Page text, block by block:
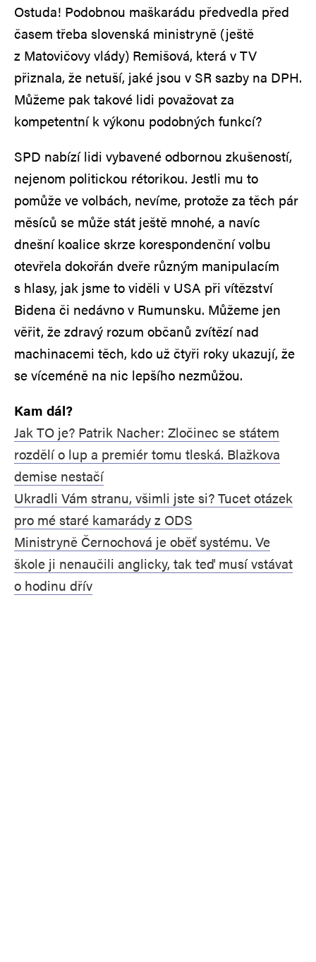
Ostuda! Podobnou maškarádu předvedla před
časem třeba slovenská ministryně (ještě
z Matovičovy vlády) Remišová, která v TV
přiznala, že netuší, jaké jsou v SR sazby na DPH.
Můžeme pak takové lidi považovat za
kompetentní k výkonu podobných funkcí?
SPD nabízí lidi vybavené odbornou zkušeností,
nejenom politickou rétorikou. Jestli mu to
pomůže ve volbách, nevíme, protože za těch pár
měsíců se může stát ještě mnohé, a navíc
dnešní koalice skrze korespondenční volbu
otevřela dokořán dveře různým manipulacím
s hlasy, jak jsme to viděli v USA při vítězství
Bidena či nedávno v Rumunsku. Můžeme jen
věřit, že zdravý rozum občanů zvítězí nad
machinacemi těch, kdo už čtyři roky ukazují, že
se víceméně na nic lepšího nezmůžou.
Kam dál?
Jak TO je? Patrik Nacher: Zločinec se státem
rozdělí o lup a premiér tomu tleská. Blažkova
demise nestačí
Ukradli Vám stranu, všimli jste si? Tucet otázek
pro mé staré kamarády z ODS
Ministryně Černochová je oběť systému. Ve
škole ji nenaučili anglicky, tak teď musí vstávat
o hodinu dřív